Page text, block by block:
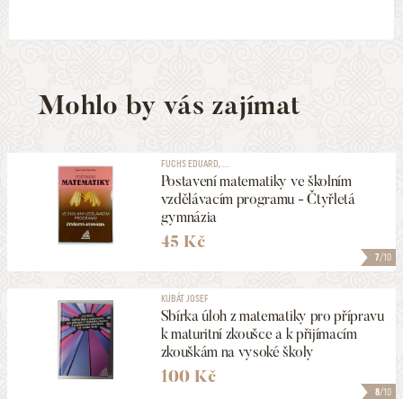
Mohlo by vás zajímat
7/10
FUCHS EDUARD, ...
Postavení matematiky ve školním
vzdělávacím programu - Čtyřletá
gymnázia
45 Kč
8/10
KUBÁT JOSEF
Sbírka úloh z matematiky pro přípravu
k maturitní zkoušce a k přijímacím
zkouškám na vysoké školy
100 Kč